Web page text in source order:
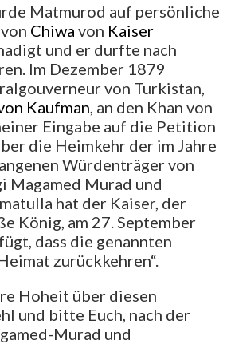
Matmurod auf persönliche
Chiwa von Kaiser
und er durfte nach
Im Dezember 1879
von Turkistan,
Kaufman , an den Khan von
Eingabe auf die Petition
die Heimkehr der im Jahre
Würdenträger von
Magamed Murad und
hat der Kaiser, der
König, am 27. September
dass die genannten
zurückkehren“.
Hoheit über diesen
und bitte Euch, nach der
Murad und